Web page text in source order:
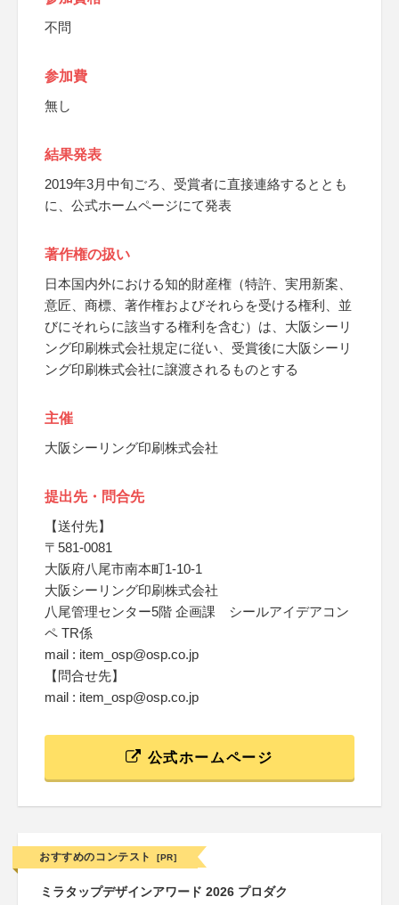
不問
参加費
無し
結果発表
2019年3月中旬ごろ、受賞者に直接連絡するととも
に、公式ホームページにて発表
著作権の扱い
日本国内外における知的財産権（特許、実用新案、
意匠、商標、著作権およびそれらを受ける権利、並
びにそれらに該当する権利を含む）は、大阪シーリ
ング印刷株式会社規定に従い、受賞後に大阪シーリ
ング印刷株式会社に譲渡されるものとする
主催
大阪シーリング印刷株式会社
提出先・問合先
【送付先】
〒581-0081
大阪府八尾市南本町1-10-1
大阪シーリング印刷株式会社
八尾管理センター5階 企画課 シールアイデアコン
ペ TR係
mail : item_osp@osp.co.jp
【問合せ先】
mail : item_osp@osp.co.jp
公式ホームページ
おすすめのコンテスト [PR]
ミラタップデザインアワード 2026 プロダク